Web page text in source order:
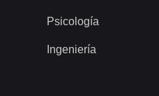
Psicología
Ingeniería